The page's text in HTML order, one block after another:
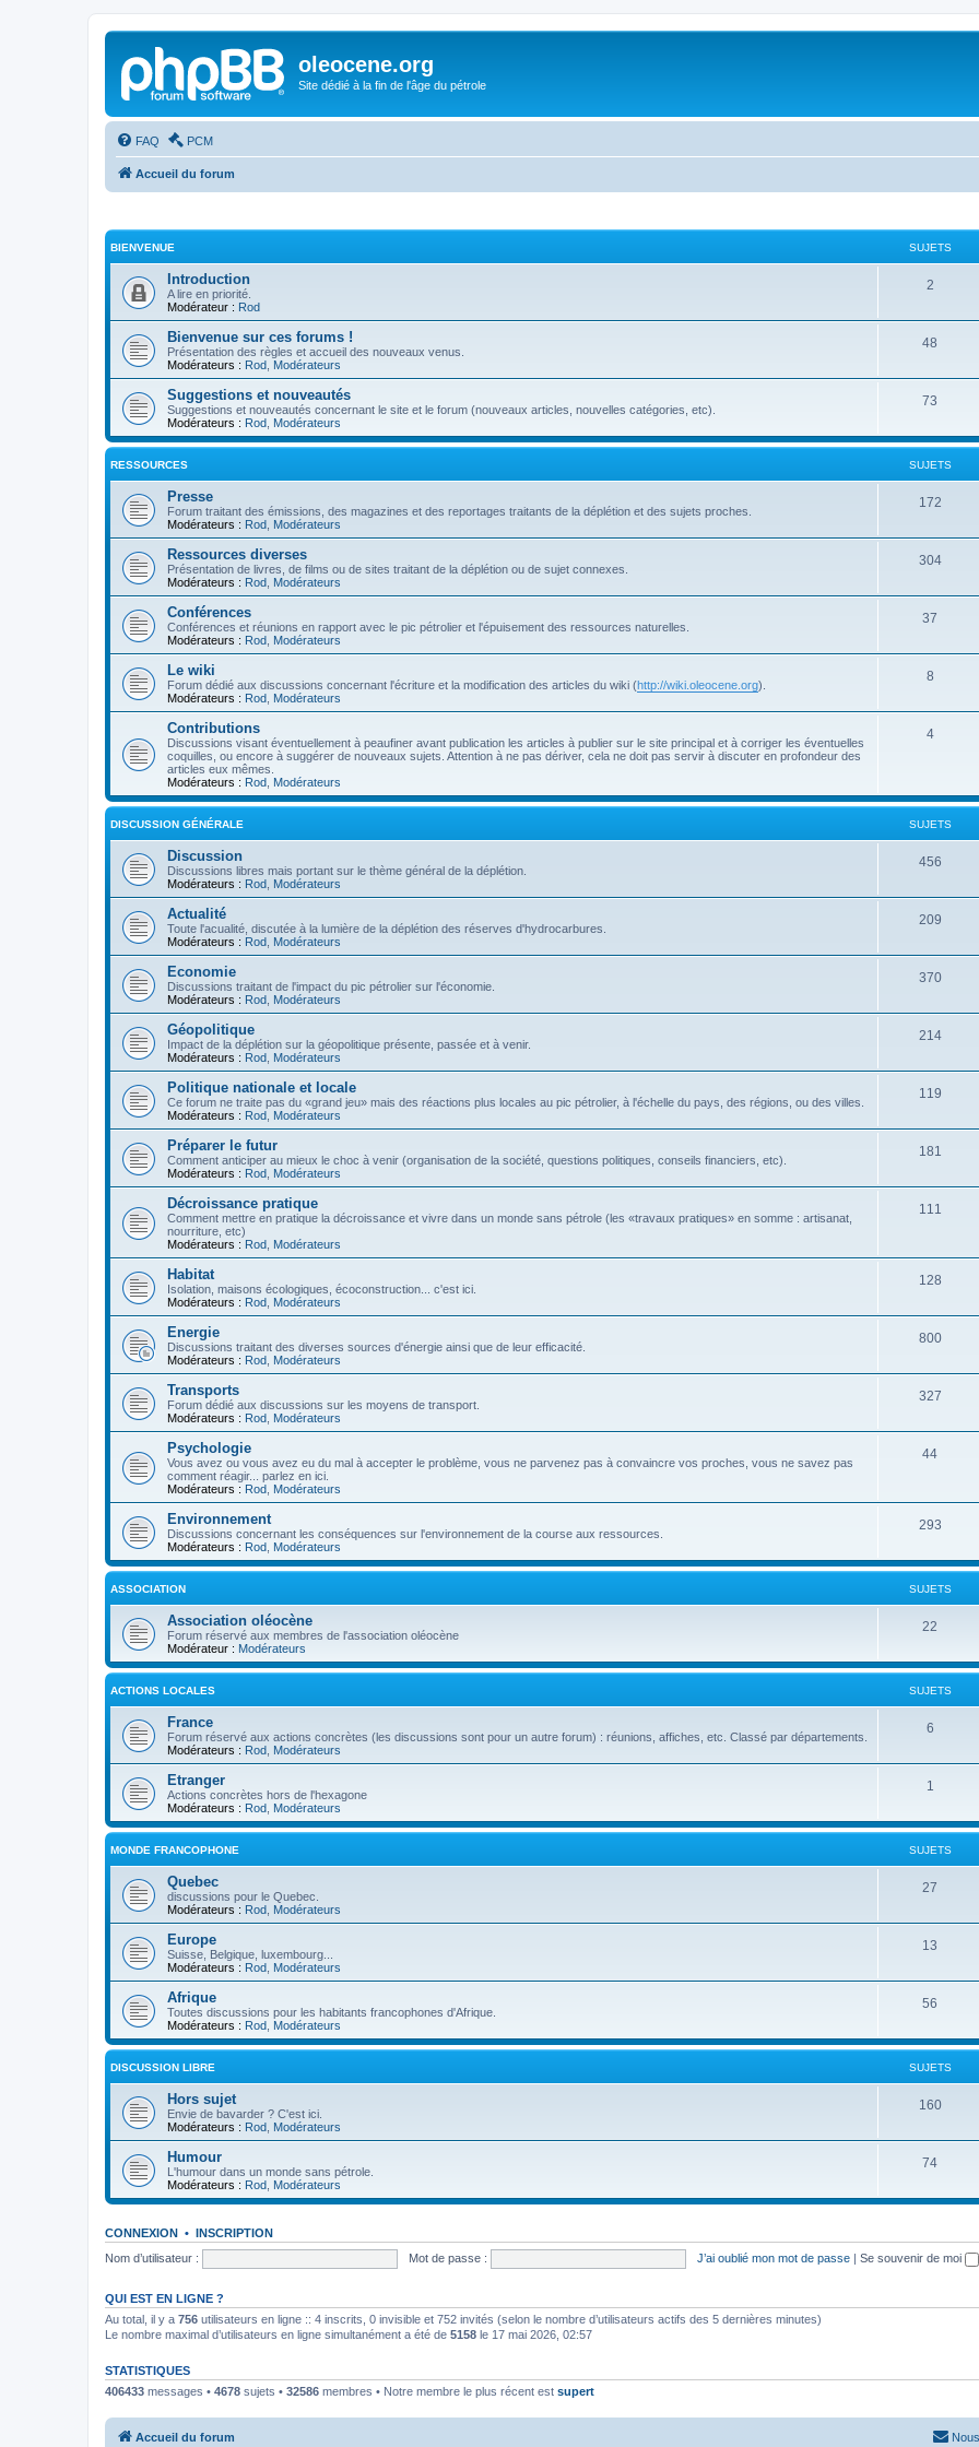
oleocene.org
Site dédié à la fin de l'âge du pétrole
FAQ PCM
Accueil du forum
BIENVENUE SUJETS
Introduction
A lire en priorité.
Modérateur : Rod
2
Bienvenue sur ces forums !
Présentation des règles et accueil des nouveaux venus.
Modérateurs : Rod Modérateurs
48
Suggestions et nouveautés
Suggestions et nouveautés concernant le site et le forum (nouveaux articles, nouvelles catégories, etc).
Modérateurs : Rod Modérateurs
73
RESSOURCES SUJETS
Presse
Forum traitant des émissions, des magazines et des reportages traitants de la déplétion et des sujets proches.
Modérateurs : Rod Modérateurs
172
Ressources diverses
Présentation de livres, de films ou de sites traitant de la déplétion ou de sujet connexes.
Modérateurs : Rod Modérateurs
304
Conférences
Conférences et réunions en rapport avec le pic pétrolier et l'épuisement des ressources naturelles.
Modérateurs : Rod Modérateurs
37
Le wiki
Forum dédié aux discussions concernant l'écriture et la modification des articles du wiki (http://wiki.oleocene.org).
Modérateurs : Rod Modérateurs
8
Contributions
Discussions visant éventuellement à peaufiner avant publication les articles à publier sur le site principal et à corriger les éventuelles
coquilles, ou encore à suggérer de nouveaux sujets. Attention à ne pas dériver, cela ne doit pas servir à discuter en profondeur des
articles eux mêmes.
Modérateurs : Rod Modérateurs
4
DISCUSSION GÉNÉRALE SUJETS
Discussion
Discussions libres mais portant sur le thème général de la déplétion.
Modérateurs : Rod Modérateurs
456
Actualité
Toute l'acualité, discutée à la lumière de la déplétion des réserves d'hydrocarbures.
Modérateurs : Rod Modérateurs
209
Economie
Discussions traitant de l'impact du pic pétrolier sur l'économie.
Modérateurs : Rod Modérateurs
370
Géopolitique
Impact de la déplétion sur la géopolitique présente, passée et à venir.
Modérateurs : Rod Modérateurs
214
Politique nationale et locale
Ce forum ne traite pas du «grand jeu» mais des réactions plus locales au pic pétrolier, à l'échelle du pays, des régions, ou des villes.
Modérateurs : Rod Modérateurs
119
Préparer le futur
Comment anticiper au mieux le choc à venir (organisation de la société, questions politiques, conseils financiers, etc).
Modérateurs : Rod Modérateurs
181
Décroissance pratique
Comment mettre en pratique la décroissance et vivre dans un monde sans pétrole (les «travaux pratiques» en somme : artisanat,
nourriture, etc)
Modérateurs : Rod Modérateurs
111
Habitat
Isolation, maisons écologiques, écoconstruction... c'est ici.
Modérateurs : Rod Modérateurs
128
Energie
Discussions traitant des diverses sources d'énergie ainsi que de leur efficacité.
Modérateurs : Rod Modérateurs
800
Transports
Forum dédié aux discussions sur les moyens de transport.
Modérateurs : Rod Modérateurs
327
Psychologie
Vous avez ou vous avez eu du mal à accepter le problème, vous ne parvenez pas à convaincre vos proches, vous ne savez pas
comment réagir... parlez en ici.
Modérateurs : Rod Modérateurs
44
Environnement
Discussions concernant les conséquences sur l'environnement de la course aux ressources.
Modérateurs : Rod Modérateurs
293
ASSOCIATION SUJETS
Association oléocène
Forum réservé aux membres de l'association oléocène
Modérateur : Modérateurs
22
ACTIONS LOCALES SUJETS
France
Forum réservé aux actions concrètes (les discussions sont pour un autre forum) : réunions, affiches, etc. Classé par départements.
Modérateurs : Rod Modérateurs
6
Etranger
Actions concrètes hors de l'hexagone
Modérateurs : Rod Modérateurs
1
MONDE FRANCOPHONE SUJETS
Quebec
discussions pour le Quebec.
Modérateurs : Rod Modérateurs
27
Europe
Suisse, Belgique, luxembourg...
Modérateurs : Rod Modérateurs
13
Afrique
Toutes discussions pour les habitants francophones d'Afrique.
Modérateurs : Rod Modérateurs
56
DISCUSSION LIBRE SUJETS
Hors sujet
Envie de bavarder ? C'est ici.
Modérateurs : Rod Modérateurs
160
Humour
L'humour dans un monde sans pétrole.
Modérateurs : Rod Modérateurs
74
CONNEXION • INSCRIPTION
Nom d’utilisateur :
Mot de passe : J’ai oublié mon mot de passe | Se souvenir de moi
QUI EST EN LIGNE ?
Au total, il y a 756 utilisateurs en ligne :: 4 inscrits, 0 invisible et 752 invités (selon le nombre d’utilisateurs actifs des 5 dernières minutes)
Le nombre maximal d’utilisateurs en ligne simultanément a été de 5158 le 17 mai 2026, 02:57
STATISTIQUES
406433 messages • 4678 sujets • 32586 membres • Notre membre le plus récent est supert
Accueil du forum